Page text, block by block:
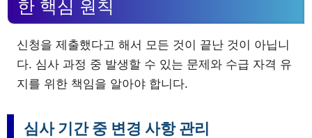
한 핵심 원칙
신청을 제출했다고 해서 모든 것이 끝난 것이 아닙니
다. 심사 과정 중 발생할 수 있는 문제와 수급 자격 유
지를 위한 책임을 알아야 합니다.
심사 기간 중 변경 사항 관리